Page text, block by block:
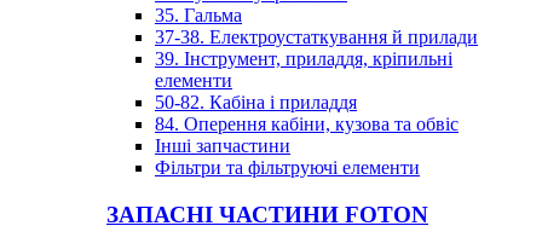
35. Гальма
37-38. Електроустаткування й прилади
39. Інструмент, приладдя, кріпильні
елементи
50-82. Кабіна і приладдя
84. Оперення кабіни, кузова та обвіс
Інші запчастини
Фільтри та фільтруючі елементи
ЗАПАСНІ ЧАСТИНИ FOTON